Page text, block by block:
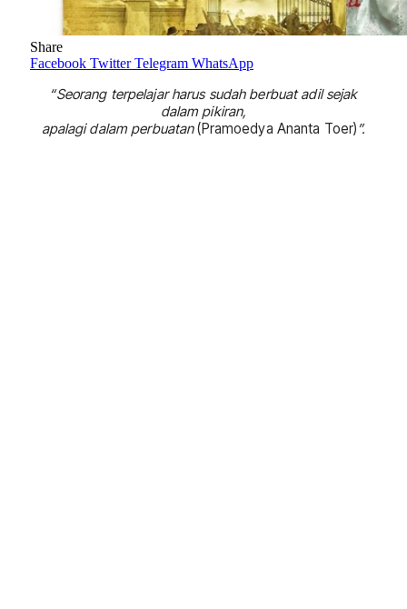
Share
Facebook Twitter Telegram WhatsApp
“Seorang terpelajar harus sudah berbuat adil sejak
dalam pikiran,
apalagi dalam perbuatan(Pramoedya Ananta Toer)”.